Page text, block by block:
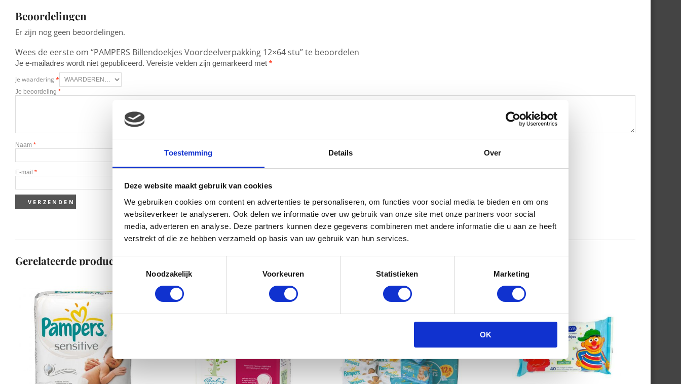
Toestemming Details Over
Deze website maakt gebruik van cookies
We gebruiken cookies om content en advertenties te personaliseren, om functies voor social media te bieden en om ons
websiteverkeer te analyseren. Ook delen we informatie over uw gebruik van onze site met onze partners voor social
media, adverteren en analyse. Deze partners kunnen deze gegevens combineren met andere informatie die u aan ze heeft
verstrekt of die ze hebben verzameld op basis van uw gebruik van hun services.
Toestemmingsselectie
Noodzakelijk
Voorkeuren Statistieken Marketing
OK
Beoordelingen
Er zijn nog geen beoordelingen.
Wees de eerste om “PAMPERS Billendoekjes Voordeelverpakking 12×64 stu” te beoordelen
Je e-mailadres wordt niet gepubliceerd. Vereiste velden zijn gemarkeerd met *
Je waardering *
Je beoordeling *
Naam *
E-mail *
Gerelateerde producten